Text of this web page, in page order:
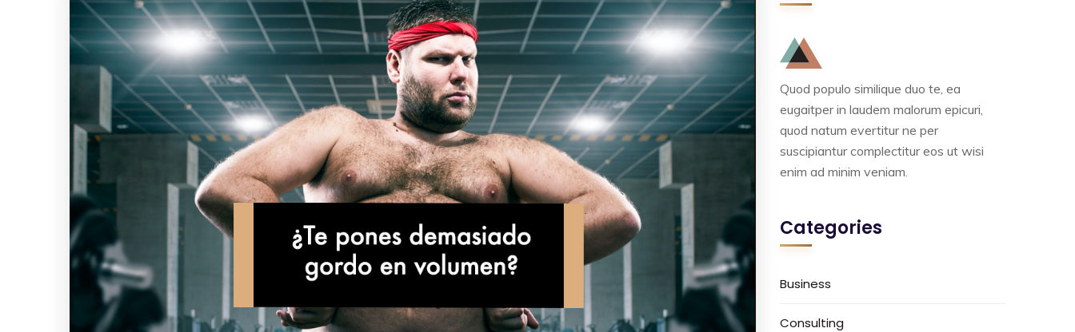
Quod populo similique duo te, ea
eugaitper in laudem malorum epicuri,
quod natum evertitur ne per
suscipiantur complectitur eos ut wisi
enim ad minim veniam.
Categories
Business
Consulting